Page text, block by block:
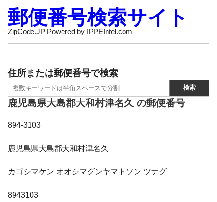
郵便番号検索サイト
ZipCode.JP Powered by IPPEIntel.com
住所または郵便番号で検索
鹿児島県大島郡大和村津名久 の郵便番号
894-3103
鹿児島県大島郡大和村津名久
カゴシマケン オオシマグンヤマトソン ツナグ
8943103